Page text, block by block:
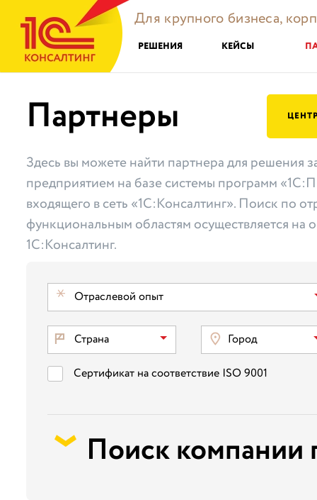
Для крупного бизнеса,
РЕШЕНИЯ КЕЙСЫ
Партнеры
Здесь вы можете найти партнера для решения
предприятием на базе системы программ
входящего в сеть «1С:Консалтинг». Поиск по
функциональным областям осуществляется на
1С:Консалтинг.
Отраслевой опыт
Страна Город
Сертификат на соответствие ISO 9001
Поиск компании